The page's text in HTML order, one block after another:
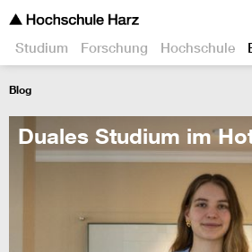
Studium Forschung Hochschule
Blog
Duales Studium im